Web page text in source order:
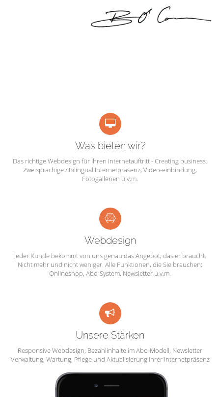
Was bieten wir?
Das richtige Webdesign für Ihren Internetauftritt - Creating business.
Zweisprachige / Bilingual Internetpräsenz, Video-einbindung,
Fotogallerien u.v.m.
Webdesign
Jeder Kunde bekommt von uns genau das Angebot, das er braucht.
Nicht mehr und nicht weniger. Alle Funktionen, die Sie brauchen:
Onlineshop, Abo-System, Newsletter u.v.m.
Unsere Stärken
Responsive Webdesign, Bezahlinhalte im Abo-Modell, Newsletter
Verwaltung, Wartung, Pflege und Aktualisierung Ihrer Internetpräsenz